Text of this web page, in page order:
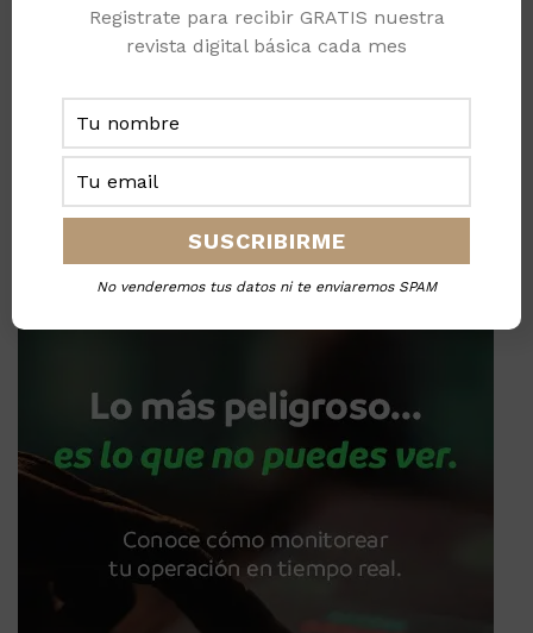
Registrate para recibir GRATIS nuestra
revista digital básica cada mes
No venderemos tus datos ni te enviaremos SPAM